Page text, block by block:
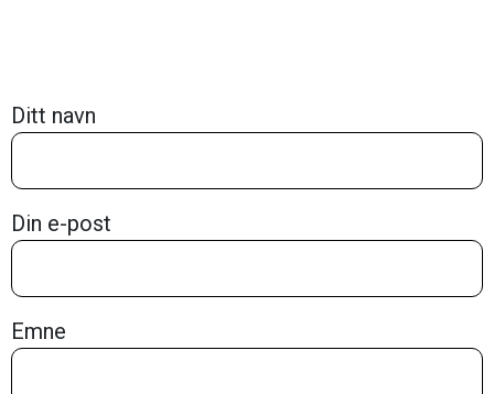
Ditt navn
Din e-post
Emne